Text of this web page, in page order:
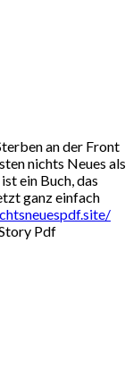
an der Front
nichts Neues als
ein Buch, das
ganz einfach
Pdf